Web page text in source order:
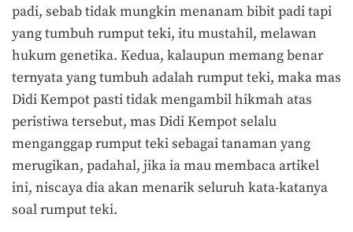
padi, sebab tidak mungkin menanam bibit padi tapi
yang tumbuh rumput teki, itu mustahil, melawan
hukum genetika. Kedua, kalaupun memang benar
ternyata yang tumbuh adalah rumput teki, maka mas
Didi Kempot pasti tidak mengambil hikmah atas
peristiwa tersebut, mas Didi Kempot selalu
menganggap rumput teki sebagai tanaman yang
merugikan, padahal, jika ia mau membaca artikel
ini, niscaya dia akan menarik seluruh kata-katanya
soal rumput teki.